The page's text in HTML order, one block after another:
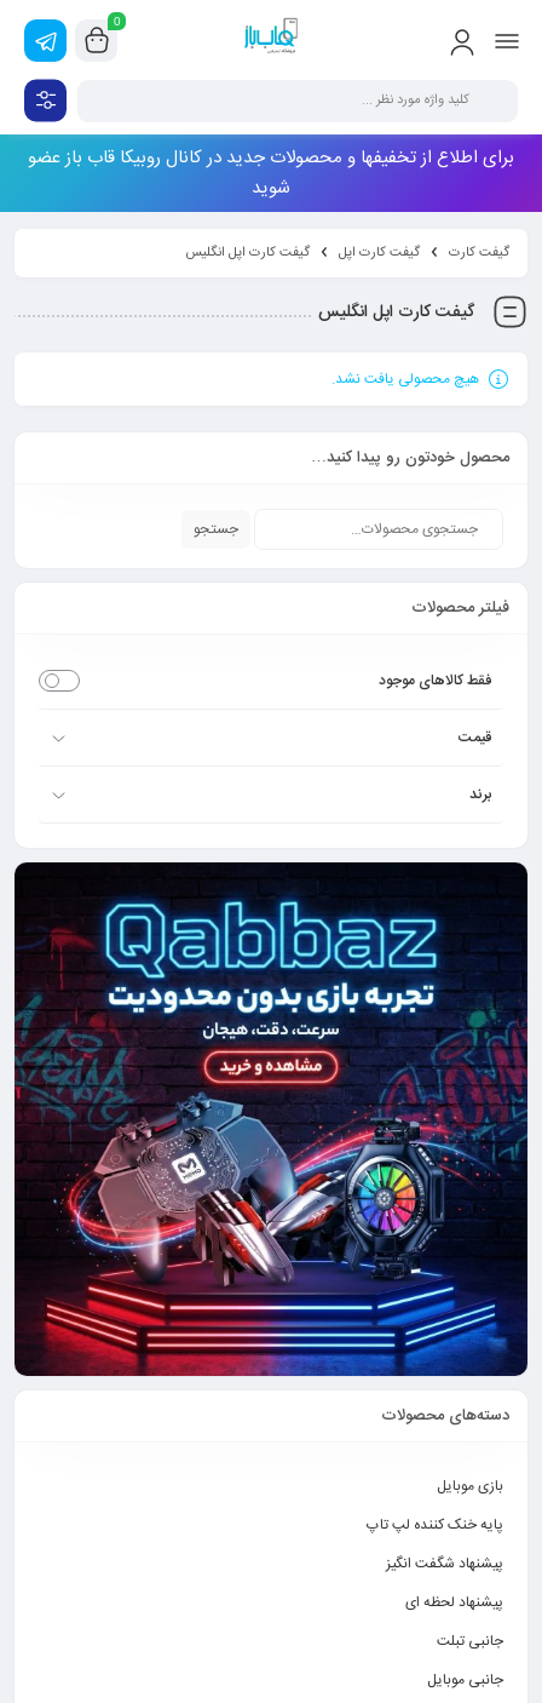
0
برای اطلاع از تخفیفها و محصولات جدید در کانال روبیکا قاب باز عضو
شوید
گیفت کارت گیفت کارت اپل گیفت کارت اپل انگلیس
گیفت کارت اپل انگلیس
هیچ محصولی یافت نشد.
محصول خودتون رو پیدا کنید…
جستجو
فیلتر محصولات
فقط کالاهای موجود
قیمت
برند
دسته‌های محصولات
بازی موبایل
پایه خنک کننده لپ تاپ
پیشنهاد شگفت انگیز
پیشنهاد لحظه ای
جانبی تبلت
جانبی موبایل